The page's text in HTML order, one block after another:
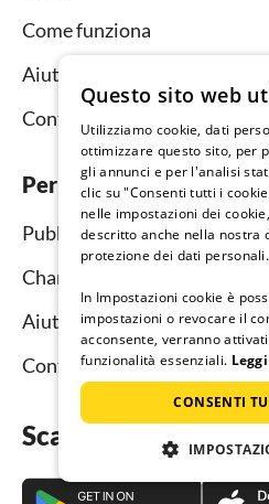
Come funziona
Aiuto per gli ospiti
Contatto
Per il locatore
Pubblica un annuncio e
Channel Manager
Aiuto per i locatori
Contatto
Scarica subito l’app
Questo sito web
Utilizziamo cookie, dati
ottimizzare questo sito, per
gli annunci e per l'analisi
clic su "Consenti tutti i
nelle impostazioni dei
descritto anche nella nostra
protezione dei dati personali.
In Impostazioni cookie è
impostazioni o revocare il
acconsente, verranno
funzionalità essenziali.
CONSENTI